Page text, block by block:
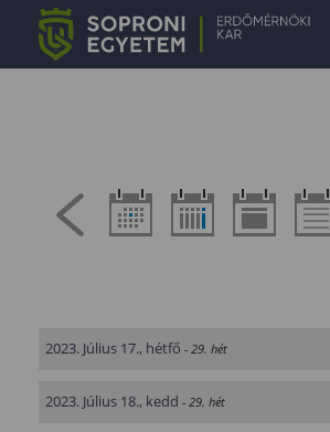
2023. Július 17., hétfő - 29. hét
2023. Július 18., kedd - 29. hét